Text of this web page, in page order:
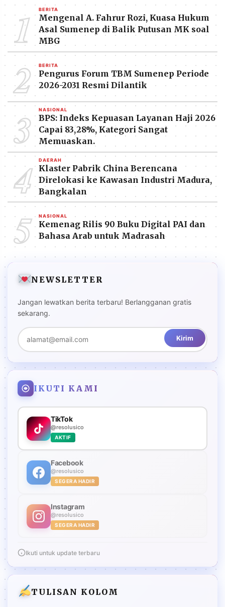
1 BERITA
Mengenal A. Fahrur Rozi, Kuasa Hukum
Asal Sumenep di Balik Putusan MK soal
MBG
2 BERITA
Pengurus Forum TBM Sumenep Periode
2026-2031 Resmi Dilantik
3 NASIONAL
BPS: Indeks Kepuasan Layanan Haji 2026
Capai 83,28%, Kategori Sangat
Memuaskan.
4 DAERAH
Klaster Pabrik China Berencana
Direlokasi ke Kawasan Industri Madura,
Bangkalan
5 NASIONAL
Kemenag Rilis 90 Buku Digital PAI dan
Bahasa Arab untuk Madrasah
NEWSLETTER
Jangan lewatkan berita terbaru! Berlangganan gratis
sekarang.
Kirim
IKUTI KAMI
TikTok
@resolusico
AKTIF
Facebook
@resolusico
SEGERA HADIR
Instagram
@resolusico
SEGERA HADIR
Ikuti untuk update terbaru
TULISAN KOLOM